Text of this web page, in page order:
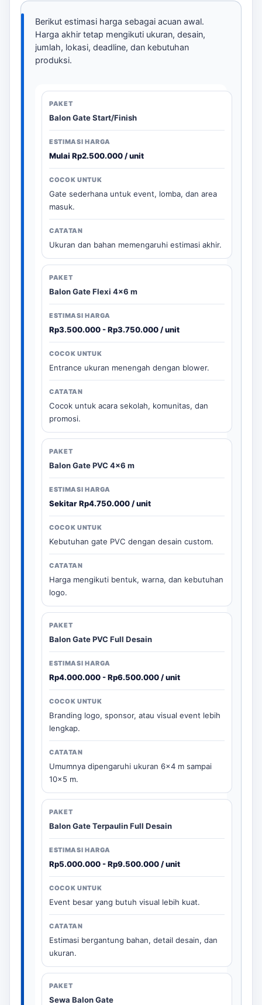
Berikut estimasi harga sebagai acuan awal.
Harga akhir tetap mengikuti ukuran, desain,
jumlah, lokasi, deadline, dan kebutuhan
produksi.
Balon Gate Start/Finish
Mulai Rp2.500.000 / unit
Gate sederhana untuk event, lomba, dan area
masuk.
Ukuran dan bahan memengaruhi estimasi akhir.
Balon Gate Flexi 4x6 m
Rp3.500.000 - Rp3.750.000 / unit
Entrance ukuran menengah dengan blower.
Cocok untuk acara sekolah, komunitas, dan
promosi.
Balon Gate PVC 4x6 m
Sekitar Rp4.750.000 / unit
Kebutuhan gate PVC dengan desain custom.
Harga mengikuti bentuk, warna, dan kebutuhan
logo.
Balon Gate PVC Full Desain
Rp4.000.000 - Rp6.500.000 / unit
Branding logo, sponsor, atau visual event lebih
lengkap.
Umumnya dipengaruhi ukuran 6x4 m sampai
10x5 m.
Balon Gate Terpaulin Full Desain
Rp5.000.000 - Rp9.500.000 / unit
Event besar yang butuh visual lebih kuat.
Estimasi bergantung bahan, detail desain, dan
ukuran.
Sewa Balon Gate